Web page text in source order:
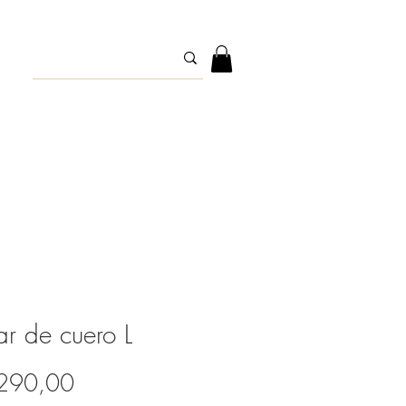
de cuero L
Precio